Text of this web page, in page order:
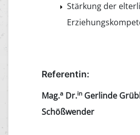
Stärkung der
Referentin:
Mag.a Dr.in Gerlinde
Schößwender